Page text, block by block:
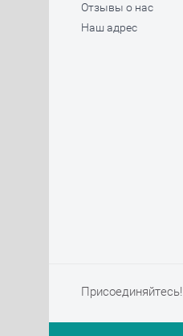
Отзывы о нас
Наш адрес
Присоединяйтесь!